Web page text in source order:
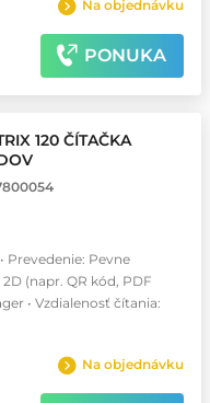
Na objednávku
PONUKA
120 ČÍTAČKA
Prevedenie: Pevne
(napr. QR kód, PDF
• Vzdialenosť čítania:
Na objednávku